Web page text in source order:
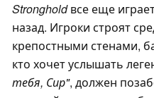
Strongholdвсе еще
назад. Игроки строят
крепостными стенами,
кто хочет услышать
тебя, Сир", должен